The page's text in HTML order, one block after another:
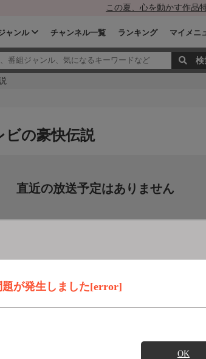
この夏、心を動かす作品
ャンル チャンネル一覧 ランキング マイメニ
題が発生しました[error]
OK
ビの豪快伝説
直近の放送予定はありません